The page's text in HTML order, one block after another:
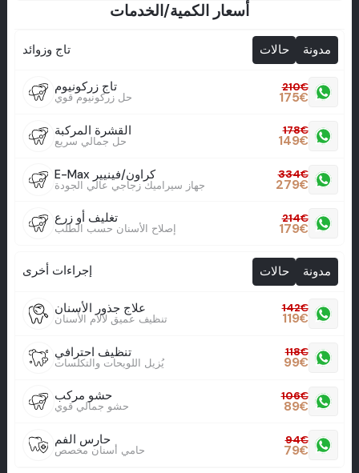
أسعار الكمية/الخدمات
تاج وزوائد حالات مدونة
تاج زركونيوم
حل زركونيوم قوي
210€
175€
القشرة المركبة
حل جمالي سريع
178€
149€
E-Max كراون/فينيير
جهاز سيراميك زجاجي عالي الجودة
334€
279€
تغليف أو زرع
إصلاح الأسنان حسب الطلب
214€
179€
إجراءات أخرى حالات مدونة
علاج جذور الأسنان
تنظيف عميق لآلام الأسنان
142€
119€
تنظيف احترافي
يُزيل اللويحات والتكلسات
118€
99€
حشو مركب
حشو جمالي قوي
106€
89€
حارس الفم
حامي أسنان مخصص
94€
79€